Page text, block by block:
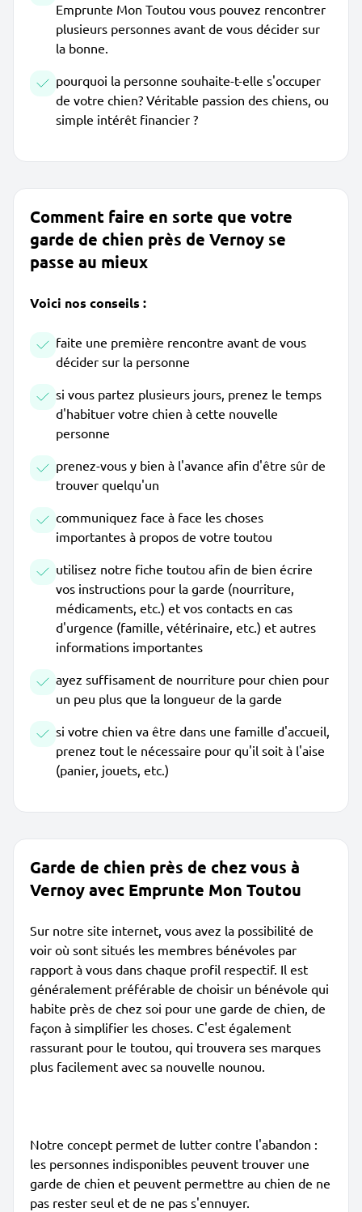
Emprunte Mon Toutou vous pouvez rencontrer
plusieurs personnes avant de vous décider sur
la bonne.
pourquoi la personne souhaite-t-elle s'occuper
de votre chien? Véritable passion des chiens, ou
simple intérêt financier ?
Comment faire en sorte que votre
garde de chien près de Vernoy se
passe au mieux
Voici nos conseils :
faite une première rencontre avant de vous
décider sur la personne
si vous partez plusieurs jours, prenez le temps
d'habituer votre chien à cette nouvelle
personne
prenez-vous y bien à l'avance afin d'être sûr de
trouver quelqu'un
communiquez face à face les choses
importantes à propos de votre toutou
utilisez notre fiche toutou afin de bien écrire
vos instructions pour la garde (nourriture,
médicaments, etc.) et vos contacts en cas
d'urgence (famille, vétérinaire, etc.) et autres
informations importantes
ayez suffisament de nourriture pour chien pour
un peu plus que la longueur de la garde
si votre chien va être dans une famille d'accueil,
prenez tout le nécessaire pour qu'il soit à l'aise
(panier, jouets, etc.)
Garde de chien près de chez vous à
Vernoy avec Emprunte Mon Toutou
Sur notre site internet, vous avez la possibilité de
voir où sont situés les membres bénévoles par
rapport à vous dans chaque profil respectif. Il est
généralement préférable de choisir un bénévole qui
habite près de chez soi pour une garde de chien, de
façon à simplifier les choses. C'est également
rassurant pour le toutou, qui trouvera ses marques
plus facilement avec sa nouvelle nounou.
Notre concept permet de lutter contre l'abandon :
les personnes indisponibles peuvent trouver une
garde de chien et peuvent permettre au chien de ne
pas rester seul et de ne pas s'ennuyer.